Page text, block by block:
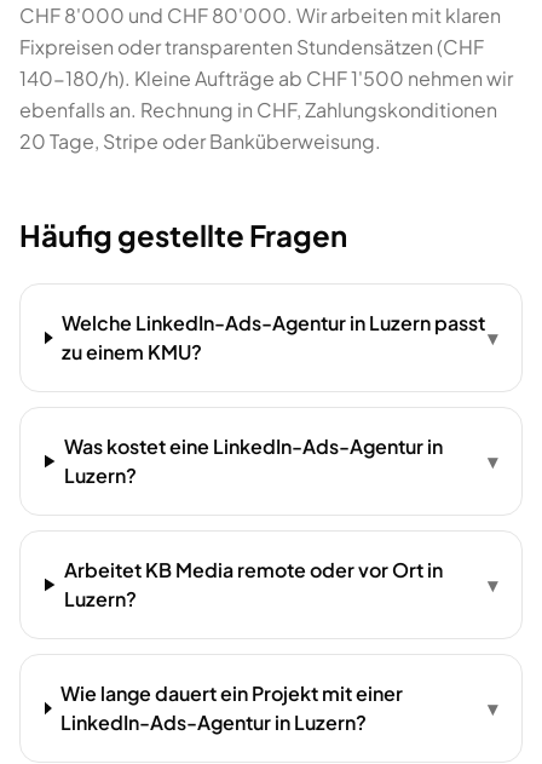
CHF 8'000 und CHF 80'000. Wir arbeiten mit klaren
Fixpreisen oder transparenten Stundensätzen (CHF
140-180/h). Kleine Aufträge ab CHF 1'500 nehmen wir
ebenfalls an. Rechnung in CHF, Zahlungskonditionen
20 Tage, Stripe oder Banküberweisung.
Häufig gestellte Fragen
Welche LinkedIn-Ads-Agentur in Luzern passt
zu einem KMU?
▾
Was kostet eine LinkedIn-Ads-Agentur in
Luzern?
▾
Arbeitet KB Media remote oder vor Ort in
Luzern?
▾
Wie lange dauert ein Projekt mit einer
LinkedIn-Ads-Agentur in Luzern?
▾